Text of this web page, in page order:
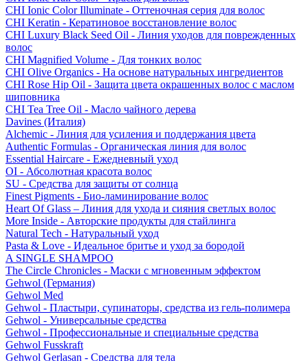
CHI Ionic Color Illuminate - Оттеночная серия для волос
CHI Keratin - Кератиновое восстановление волос
CHI Luxury Black Seed Oil - Линия уходов для поврежденных
волос
CHI Magnified Volume - Для тонких волос
CHI Olive Organics - На основе натуральных ингредиентов
CHI Rose Hip Oil - Защита цвета окрашенных волос с маслом
шиповника
CHI Tea Tree Oil - Масло чайного дерева
Davines (Италия)
Alchemic - Линия для усиления и поддержания цвета
Authentic Formulas - Органическая линия для волос
Essential Haircare - Eжедневный уход
OI - Абсолютная красота волос
SU - Средства для защиты от солнца
Finest Pigments - Био-ламинирование волос
Heart Of Glass – Линия для ухода и сияния светлых волос
More Inside - Авторские продукты для стайлинга
Natural Tech - Натуральный уход
Pasta & Love - Идеальное бритье и уход за бородой
A SINGLE SHAMPOO
The Circle Chronicles - Маски с мгновенным эффектом
Gehwol (Германия)
Gehwol Med
Gehwol - Пластыри, супинаторы, средства из гель-полимера
Gehwol - Универсальные средства
Gehwol - Профессиональные и специальные средства
Gehwol Fusskraft
Gehwol Gerlasan - Средства для тела